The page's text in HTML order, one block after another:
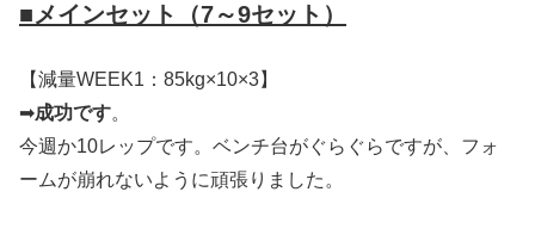
■メインセット（7～9セット）
【減量WEEK1：85kg×10×3】
➡成功です。
今週か10レップです。ベンチ台がぐらぐらですが、フォ
ームが崩れないように頑張りました。